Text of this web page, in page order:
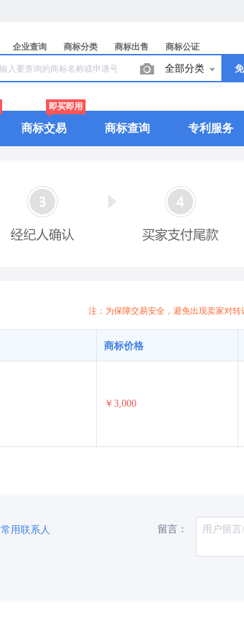
企业查询 商标分类 商标出售 商标公证
全部分类
商标交易
即买即用
商标查询 专利服务
注：为保障交易安全，避免出现卖家对
商标价格
￥3,000
常用联系人 留言：